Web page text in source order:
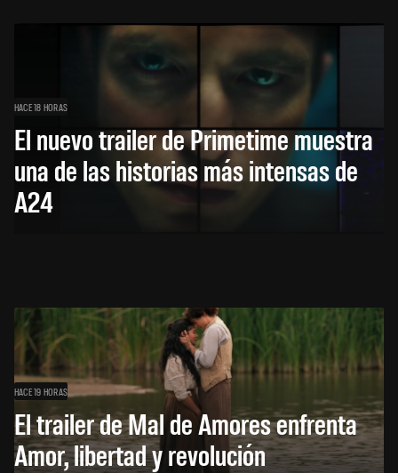
HACE 18 HORAS
El nuevo trailer de Primetime muestra
una de las historias más intensas de
A24
HACE 19 HORAS
El trailer de Mal de Amores enfrenta
Amor, libertad y revolución